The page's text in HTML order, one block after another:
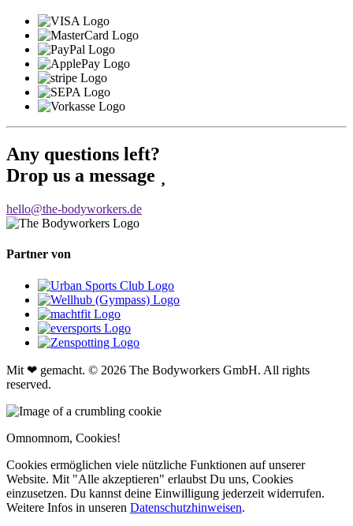
Any questions left?
Drop us a message
hello@the-bodyworkers.de
Partner von
Mit ❤ gemacht. © 2026 The Bodyworkers GmbH. All rights
reserved.
Omnomnom, Cookies!
Cookies ermöglichen viele nützliche Funktionen auf unserer
Website. Mit "Alle akzeptieren" erlaubst Du uns, Cookies
einzusetzen. Du kannst deine Einwilligung jederzeit widerrufen.
Weitere Infos in unseren Datenschutzhinweisen.